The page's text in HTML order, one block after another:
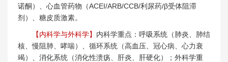
诺酮）、心血管药物（ACEI/ARB/CCB/利尿药/β受体阻滞
剂）、糖皮质激素。
【内科学与外科学】 内科学重点：呼吸系统（肺炎、肺结
核、慢阻肺、哮喘）、循环系统（高血压、冠心病、心力衰
竭）、消化系统（消化性溃疡、肝炎、肝硬化）；外科学重